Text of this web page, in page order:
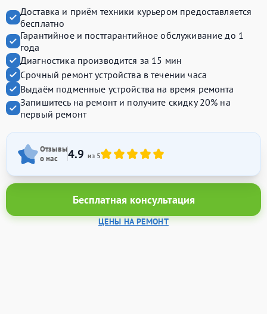
Доставка и приём техники курьером предоставляется
бесплатно
Гарантийное и постгарантийное обслуживание до 1
года
Диагностика производится за 15 мин
Срочный ремонт устройства в течении часа
Выдаём подменные устройства на время ремонта
Запишитесь на ремонт и получите скидку 20% на
первый ремонт
Отзывы
о нас
4.9 из 5
Бесплатная консультация
ЦЕНЫ НА РЕМОНТ